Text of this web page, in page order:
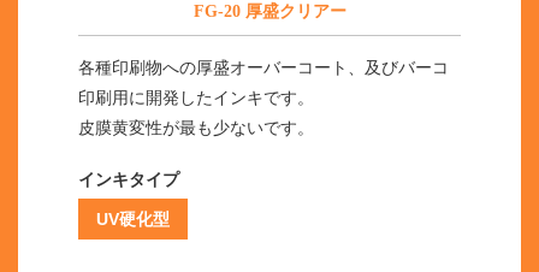
FG-20 厚盛クリアー
各種印刷物への厚盛オーバーコート、及びバーコ
印刷用に開発したインキです。
皮膜黄変性が最も少ないです。
インキタイプ
UV硬化型